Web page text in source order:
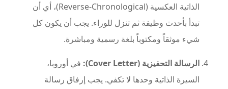
الذاتية العكسية (Reverse-Chronological)، أي أن
تبدأ بأحدث وظيفة ثم تنزل للوراء. يجب أن يكون كل
شيء موثقاً ومكتوباً بلغة رسمية ومباشرة.
الرسالة التحفيزية (Cover Letter):
في أوروبا،
السيرة الذاتية وحدها لا تكفي. يجب إرفاق رسالة